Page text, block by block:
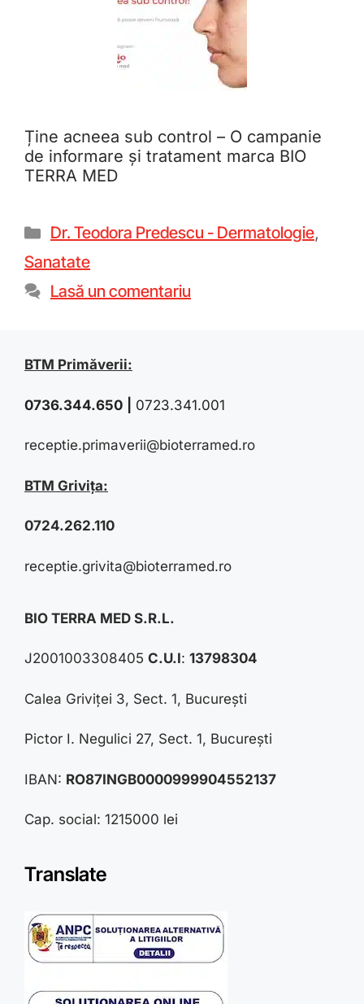
Ține acneea sub control – O campanie
de informare și tratament marca BIO
TERRA MED
Dr. Teodora Predescu - Dermatologie,
Sanatate
Lasă un comentariu
BTM Primăverii:
0736.344.650 0723.341.001
receptie.primaverii@bioterramed.ro
BTM Grivița:
0724.262.110
receptie.grivita@bioterramed.ro
BIO TERRA MED S.R.L.
J2001003308405 C.U.I: 13798304
Calea Griviței 3, Sect. 1, București
Pictor I. Negulici 27, Sect. 1, București
IBAN: RO87INGB0000999904552137
Cap. social: 1215000 lei
Translate